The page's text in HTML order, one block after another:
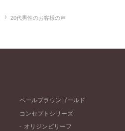
20代男性のお客様の声
ペールブラウンゴールド
コンセプトシリーズ
オリジンビリーフ